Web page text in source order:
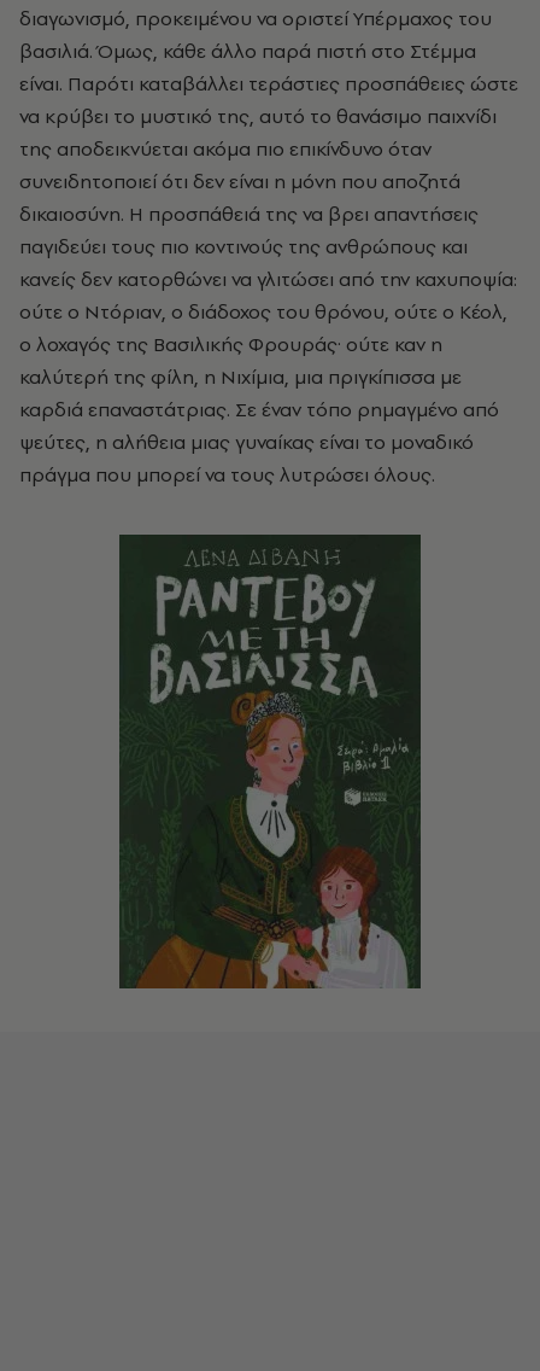
διαγωνισμό, προκειμένου να οριστεί Υπέρμαχος του
βασιλιά. Όμως, κάθε άλλο παρά πιστή στο Στέμμα
είναι. Παρότι καταβάλλει τεράστιες προσπάθειες ώστε
να κρύβει το μυστικό της, αυτό το θανάσιμο παιχνίδι
της αποδεικνύεται ακόμα πιο επικίνδυνο όταν
συνειδητοποιεί ότι δεν είναι η μόνη που αποζητά
δικαιοσύνη. Η προσπάθειά της να βρει απαντήσεις
παγιδεύει τους πιο κοντινούς της ανθρώπους και
κανείς δεν κατορθώνει να γλιτώσει από την καχυποψία:
ούτε ο Ντόριαν, ο διάδοχος του θρόνου, ούτε ο Κέολ,
ο λοχαγός της Βασιλικής Φρουράς· ούτε καν η
καλύτερή της φίλη, η Νιχίμια, μια πριγκίπισσα με
καρδιά επαναστάτριας. Σε έναν τόπο ρημαγμένο από
ψεύτες, η αλήθεια μιας γυναίκας είναι το μοναδικό
πράγμα που μπορεί να τους λυτρώσει όλους.